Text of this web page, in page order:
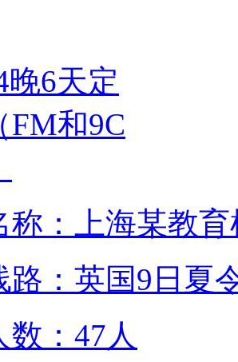
称：上海某教育
路：英国9日夏
数：47人